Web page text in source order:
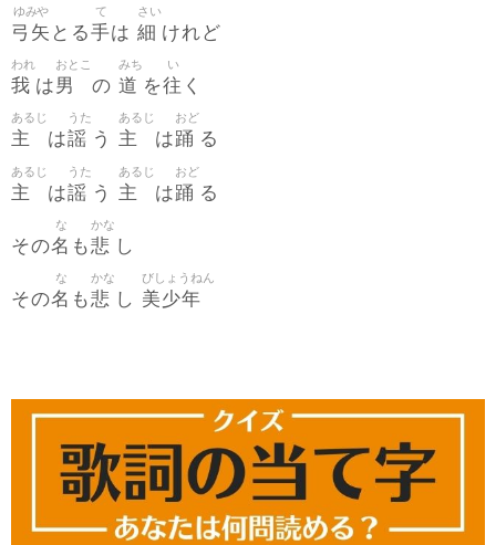
弓矢
ゆみや
とる手
て
は 細
さい
けれど
我
われ
は男
おとこ
の 道
みち
を往
い
く
主
あるじ
は謡
うた
う 主
あるじ
は踊
おど
る
主
あるじ
は謡
うた
う 主
あるじ
は踊
おど
る
その名
な
も悲
かな
し
その名
な
も悲
かな
し 美少年
びしょうねん